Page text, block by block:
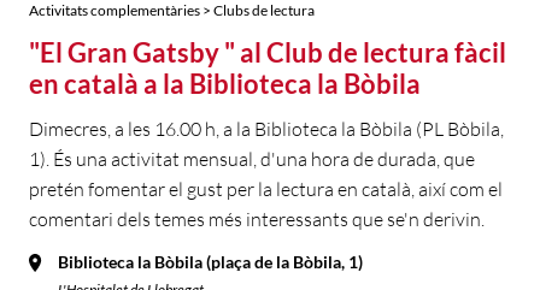
Activitats complementàries > Clubs de lectura
"El Gran Gatsby " al Club de lectura fàcil
en català a la Biblioteca la Bòbila
Dimecres, a les 16.00 h, a la Biblioteca la Bòbila (PL Bòbila,
1). És una activitat mensual, d'una hora de durada, que
pretén fomentar el gust per la lectura en català, així com el
comentari dels temes més interessants que se'n derivin.
Biblioteca la Bòbila (plaça de la Bòbila, 1)